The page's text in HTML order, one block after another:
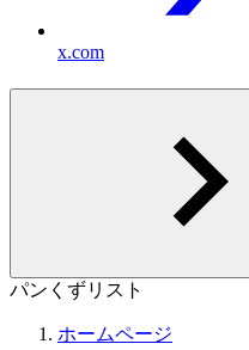
x.com
パンくずリスト
ホームページ